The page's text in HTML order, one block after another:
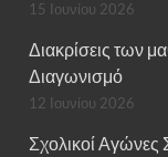
15 Ιουνίου 2026
Διακρίσεις των
Διαγωνισμό
12 Ιουνίου 2026
Σχολικοί Αγώνες